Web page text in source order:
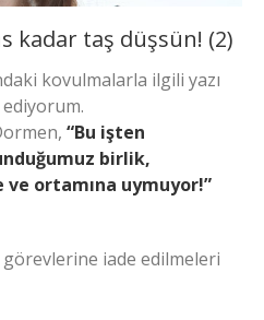
kadar taş düşsün! (2)
kovulmalarla ilgili yazı
“Bu işten
birlik,
ortamına uymuyor!”
iade edilmeleri